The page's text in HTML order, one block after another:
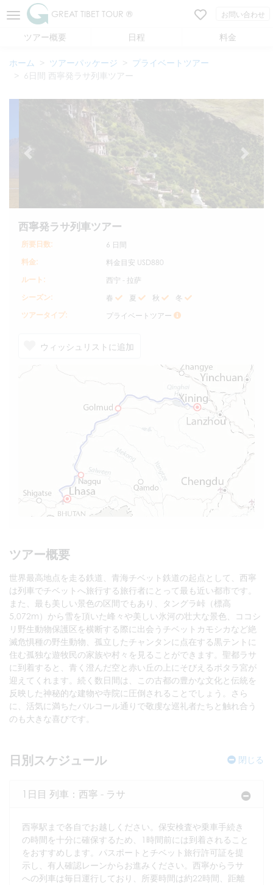
GREAT TIBET TOUR ® お問い合わせ
ツアー概要 日程 料金
ホーム ツアーパッケージ
プライベートツアー
6日間 西寧発ラサ列車ツアー
西寧発ラサ列車ツアー
所要日数:
6 日間
料金:
料金目安 USD880
ルート:
西宁 - 拉萨
シーズン:
春 夏 秋
冬
ツアータイプ:
プライベートツアー
ウィッシュリストに追加
ツアー概要
世界最高地点を走る鉄道、青海チベット鉄道の起点として、西寧
は列車でチベットへ旅行する旅行者にとって最も近い都市です。
また、最も美しい景色の区間でもあり、タングラ峠（標高
5,072m）から雪を頂いた峰々や美しい氷河の壮大な景色、ココシ
リ野生動物保護区を横断する際に出会うチベットカモシカなど絶
滅危惧種の野生動物、孤立したチャンタンに点在する黒テントに
住む孤独な遊牧民の家族や村々を見ることができます。聖都ラサ
に到着すると、青く澄んだ空と赤い丘の上にそびえるポタラ宮が
迎えてくれます。続く数日間は、この古都の豊かな文化と伝統を
反映した神秘的な建物や寺院に圧倒されることでしょう。さら
に、活気に満ちたバルコール通りで敬虔な巡礼者たちと触れ合う
のも大きな喜びです。
日別スケジュール 閉じる
1日目 列車：西寧 - ラサ
西寧駅まで各自でお越しください。保安検査や乗車手続き
の時間を十分に確保するため、1時間前には到着されること
をおすすめします。パスポートとチベット旅行許可証を提
示し、有人確認レーンからお進みください。西寧からラサ
への列車は毎日運行しており、所要時間は約22時間、距離